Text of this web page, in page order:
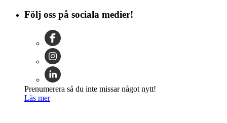
Följ oss på sociala medier!
Prenumerera så du inte missar något nytt!
Läs mer